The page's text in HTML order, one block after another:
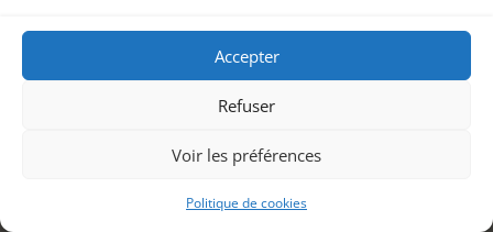
Accepter
Refuser
Voir les préférences
Politique de cookies